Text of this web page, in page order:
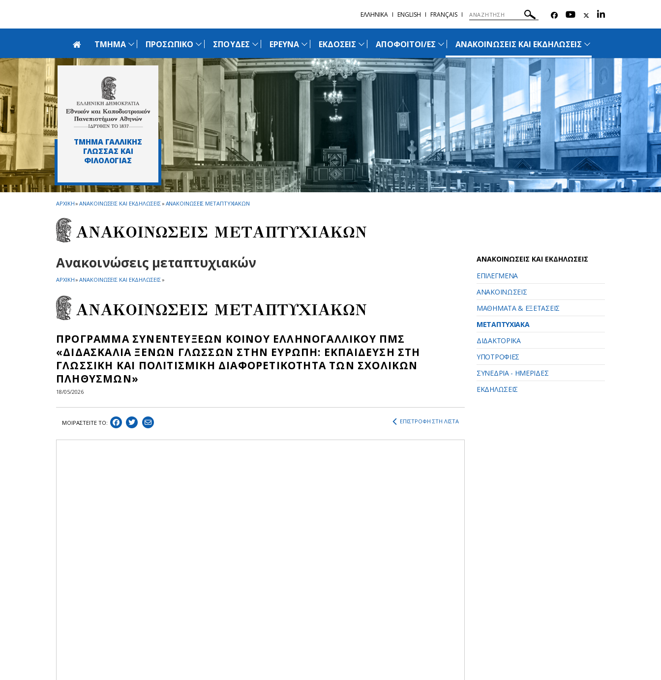
ΕΛΛΗΝΙΚΑ ENGLISH FRANÇAIS
ΤΜΗΜΑ ΠΡΟΣΩΠΙΚΟ ΣΠΟΥΔΕΣ ΕΡΕΥΝΑ ΕΚΔΟΣΕΙΣ ΑΠΟΦΟΙΤΟΙ/ΕΣ ΑΝΑΚΟΙΝΩΣΕΙΣ ΚΑΙ ΕΚΔΗΛΩΣΕΙΣ
ΤΜΗΜΑ ΓΑΛΛΙΚΗΣ
ΓΛΩΣΣΑΣ ΚΑΙ
ΦΙΛΟΛΟΓΙΑΣ
ΑΡΧΙΚΗ» ΑΝΑΚΟΙΝΩΣΕΙΣ ΚΑΙ ΕΚΔΗΛΩΣΕΙΣ» ΑΝΑΚΟΙΝΩΣΕΙΣ ΜΕΤΑΠΤΥΧΙΑΚΩΝ
ΑΝΑΚΟΙΝΩΣΕΙΣ ΜΕΤΑΠΤΥΧΙΑΚΩΝ
Ανακοινώσεις μεταπτυχιακών
ΑΡΧΙΚΗ» ΑΝΑΚΟΙΝΩΣΕΙΣ ΚΑΙ ΕΚΔΗΛΩΣΕΙΣ»
ΑΝΑΚΟΙΝΩΣΕΙΣ ΜΕΤΑΠΤΥΧΙΑΚΩΝ
ΠΡΟΓΡΑΜΜΑ ΣΥΝΕΝΤΕΥΞΕΩΝ ΚΟΙΝΟΥ ΕΛΛΗΝΟΓΑΛΛΙΚΟΥ ΠΜΣ
«ΔΙΔΑΣΚΑΛΙΑ ΞΕΝΩΝ ΓΛΩΣΣΩΝ ΣΤΗΝ ΕΥΡΩΠΗ: ΕΚΠΑΙΔΕΥΣΗ ΣΤΗ
ΓΛΩΣΣΙΚΗ ΚΑΙ ΠΟΛΙΤΙΣΜΙΚΗ ΔΙΑΦΟΡΕΤΙΚΟΤΗΤΑ ΤΩΝ ΣΧΟΛΙΚΩΝ
ΠΛΗΘΥΣΜΩΝ»
18/05/2026
ΜΟΙΡΑΣΤEIΤΕ ΤΟ: ΕΠΙΣΤΡΟΦΗ ΣΤΗ ΛΙΣΤΑ
ΑΝΑΚΟΙΝΩΣΕΙΣ ΚΑΙ ΕΚΔΗΛΩΣΕΙΣ
ΕΠΙΛΕΓΜΕΝΑ
ΑΝΑΚΟΙΝΩΣΕΙΣ
ΜΑΘΗΜΑΤΑ & ΕΞΕΤΑΣΕΙΣ
ΜΕΤΑΠΤΥΧΙΑΚΑ
ΔΙΔΑΚΤΟΡΙΚΑ
ΥΠΟΤΡΟΦΙΕΣ
ΣΥΝΕΔΡΙΑ - ΗΜΕΡΙΔΕΣ
ΕΚΔΗΛΩΣΕΙΣ